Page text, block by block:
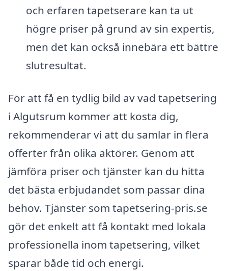
och erfaren tapetserare kan ta ut
högre priser på grund av sin expertis,
men det kan också innebära ett bättre
slutresultat.
För att få en tydlig bild av vad tapetsering
i Algutsrum kommer att kosta dig,
rekommenderar vi att du samlar in flera
offerter från olika aktörer. Genom att
jämföra priser och tjänster kan du hitta
det bästa erbjudandet som passar dina
behov. Tjänster som tapetsering-pris.se
gör det enkelt att få kontakt med lokala
professionella inom tapetsering, vilket
sparar både tid och energi.